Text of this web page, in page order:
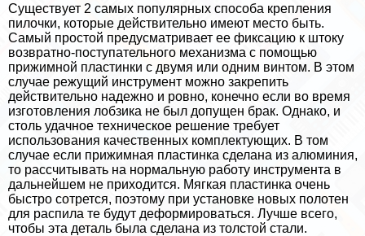
Существует 2 самых популярных способа крепления
пилочки, которые действительно имеют место быть.
Самый простой предусматривает ее фиксацию к штоку
возвратно-поступательного механизма с помощью
прижимной пластинки с двумя или одним винтом. В этом
случае режущий инструмент можно закрепить
действительно надежно и ровно, конечно если во время
изготовления лобзика не был допущен бpaк. Однако, и
столь удачное техническое решение требует
использования качественных комплектующих. В том
случае если прижимная пластинка сделана из алюминия,
то рассчитывать на нормальную работу инструмента в
дальнейшем не приходится. Мягкая пластинка очень
быстро сотрется, поэтому при установке новых полотен
для распила те будут деформироваться. Лучше всего,
чтобы эта деталь была сделана из толстой стали.